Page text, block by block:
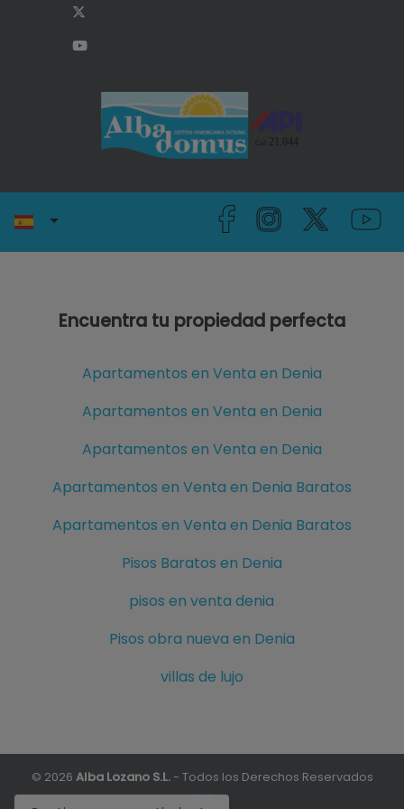
Encuentra tu propiedad perfecta
Apartamentos en Venta en Denia
Apartamentos en Venta en Denia
Apartamentos en Venta en Denia
Apartamentos en Venta en Denia Baratos
Apartamentos en Venta en Denia Baratos
Pisos Baratos en Denia
pisos en venta denia
Pisos obra nueva en Denia
villas de lujo
© 2026 Alba Lozano S.L.- Todos los Derechos Reservados